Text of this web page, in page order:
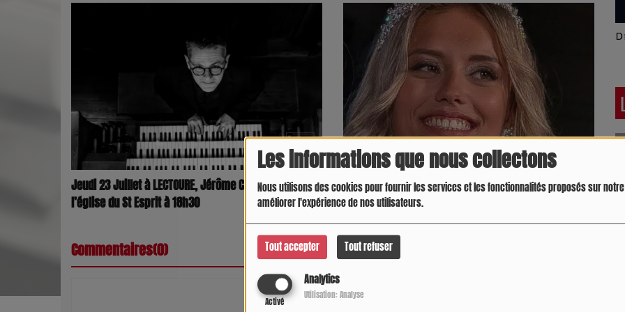
Les informations que nous collectons
Nous utilisons des cookies pour fournir les services et les fonctionnalités proposés sur
améliorer l'expérience de nos utilisateurs.
Tout accepter Tout refuser
Analytics
Activé
Utilisation: Analyse
Jeudi 23 Juillet à LECTOURE, Jérôme CHABERT retrouve
l’église du St Esprit à 18h30
Une nouvelle reine pour le département : Émilie
Serrano décroche le titre de Miss Gers
Commentaires(0)
Connectez-vous pour commenter cet article
Latino América